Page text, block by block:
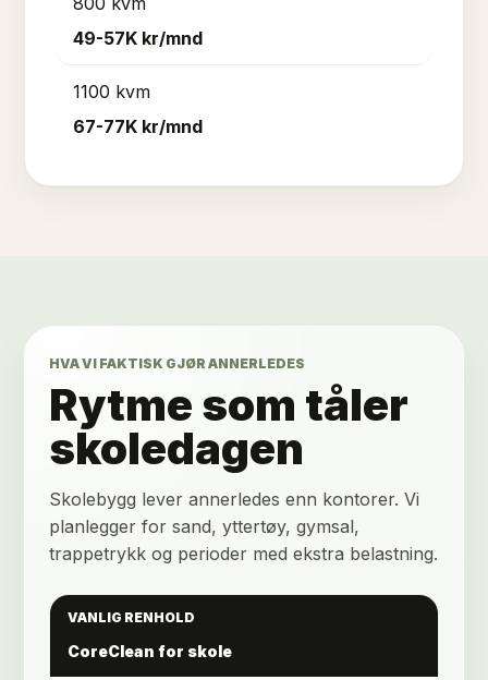
49-57K kr/mnd
1100 kvm
67-77K kr/mnd
HVA VI FAKTISK GJØR ANNERLEDES
Rytme som tåler
skoledagen
Skolebygg lever annerledes enn kontorer. Vi
planlegger for sand, yttertøy, gymsal,
trappetrykk og perioder med ekstra belastning.
VANLIG RENHOLD
CoreClean for skole